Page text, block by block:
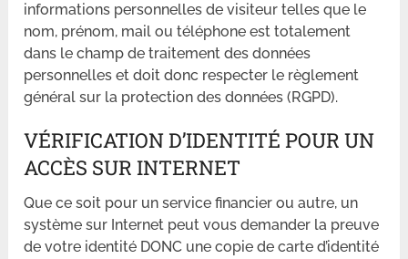
informations personnelles de visiteur telles que le
nom, prénom, mail ou téléphone est totalement
dans le champ de traitement des données
personnelles et doit donc respecter le règlement
général sur la protection des données (RGPD).
VÉRIFICATION D’IDENTITÉ POUR UN
ACCÈS SUR INTERNET
Que ce soit pour un service financier ou autre, un
système sur Internet peut vous demander la preuve
de votre identité DONC une copie de carte d’identité